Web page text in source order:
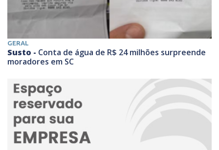
GERAL
Susto - Conta de água de R$ 24 milhões surpreende
moradores em SC